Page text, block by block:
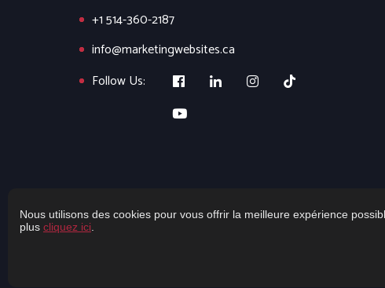
+1 514-360-2187
info@marketingwebsites.ca
Follow Us:
Nous utilisons des cookies pour vous offrir la meilleure expérience
plus cliquez ici